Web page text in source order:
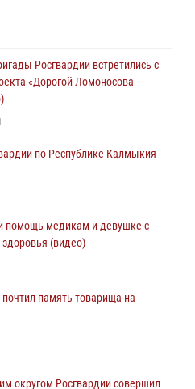
Росгвардии встретились с
«Дорогой Ломоносова —
по Республике Калмыкия
помощь медикам и девушке с
(видео)
память товарища на
забегами
округом Росгвардии совершил